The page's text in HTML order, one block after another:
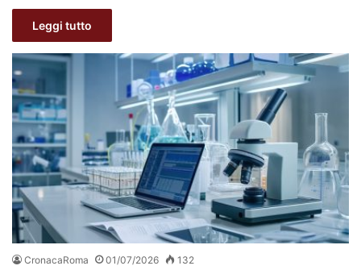
Leggi tutto
CronacaRoma 01/07/2026 132